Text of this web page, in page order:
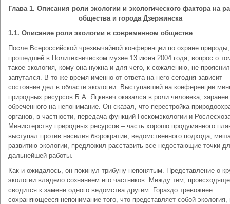
Глава 1. Описания роли экологии и экологического фактора на
общества и города Дзержинска
1.1. Описание роли экологии в современном обществе
После Всероссийской чрезвычайной конференции по охране природы,
прошедшей в Политехническом музее 13 июня 2004 года, вопрос о
такое экология, кому она нужна и для чего, к сожалению, не
запутался. В то же время именно от ответа на него сегодня зависит
состояние дел в области экологии. Выступавший на конференции
природных ресурсов Б.А. Яцкевич оказался в роли человека, заранее
обреченного на непонимание. Он сказал, что перестройка
органов, в частности, передача функций Госкомэкологии и
Министерству природных ресурсов – часть хорошо продуманного
выступал против насилия бюрократии, ведомственного подхода,
развитию экологии, предложил расставить все недостающие точки
дальнейшей работы.
Как и ожидалось, он покинул трибуну непонятым. Представление о
экологии владело сознанием его частников. Между тем,
сводится к замене одного ведомства другим. Гораздо тревожнее
сохраняющееся непонимание того, что представляет собой